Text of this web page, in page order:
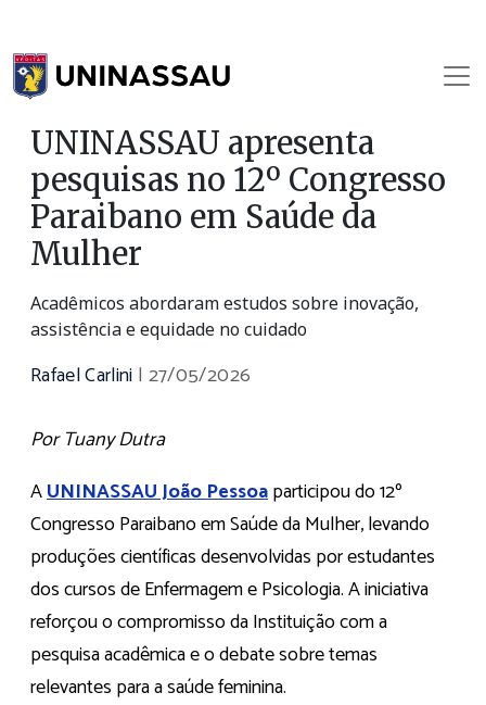
UNINASSAU apresenta
pesquisas no 12º Congresso
Paraibano em Saúde da
Mulher
Acadêmicos abordaram estudos sobre inovação,
assistência e equidade no cuidado
Rafael Carlini | 27/05/2026
Por Tuany Dutra
AUNINASSAU João Pessoaparticipou do 12º
Congresso Paraibano em Saúde da Mulher, levando
produções científicas desenvolvidas por estudantes
dos cursos de Enfermagem e Psicologia. A iniciativa
reforçou o compromisso da Instituição com a
pesquisa acadêmica e o debate sobre temas
relevantes para a saúde feminina.